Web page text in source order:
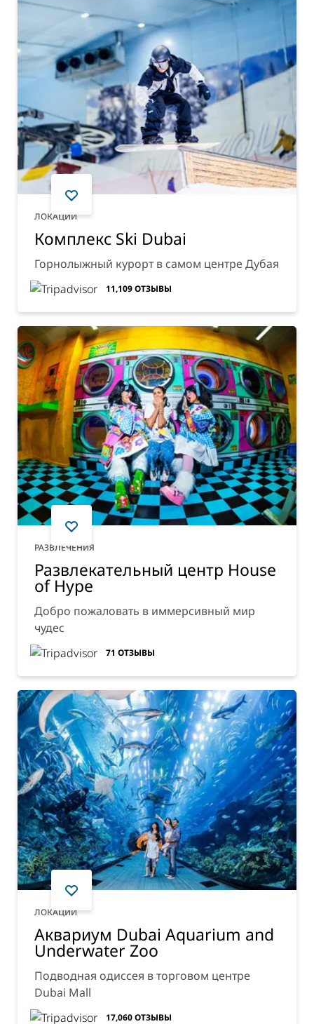
ЛОКАЦИИ
Комплекс Ski Dubai
Горнолыжный курорт в самом центре Дубая
11,109ОТЗЫВЫ
РАЗВЛЕЧЕНИЯ
Развлекательный центр House
of Hype
Добро пожаловать в иммерсивный мир
чудес
71 ОТЗЫВЫ
ЛОКАЦИИ
Аквариум Dubai Aquarium and
Underwater Zoo
Подводная одиссея в торговом центре
Dubai Mall
17,060ОТЗЫВЫ